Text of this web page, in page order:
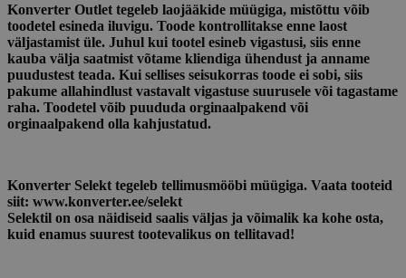
Konverter Outlet tegeleb laojääkide müügiga, mistõttu võib
toodetel esineda iluvigu. Toode kontrollitakse enne laost
väljastamist üle. Juhul kui tootel esineb vigastusi, siis enne
kauba välja saatmist võtame kliendiga ühendust ja anname
puudustest teada. Kui sellises seisukorras toode ei sobi, siis
pakume allahindlust vastavalt vigastuse suurusele või tagastame
raha. Toodetel võib puududa orginaalpakend või
orginaalpakend olla kahjustatud.
Konverter Selekt tegeleb tellimusmööbi müügiga. Vaata tooteid
siit: www.konverter.ee/selekt
Selektil on osa näidiseid saalis väljas ja võimalik ka kohe osta,
kuid enamus suurest tootevalikus on tellitavad!